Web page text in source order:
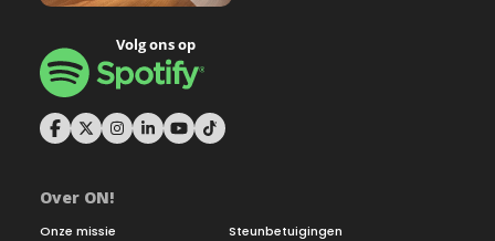
Over ON!
Onze missie
Steunbetuigingen